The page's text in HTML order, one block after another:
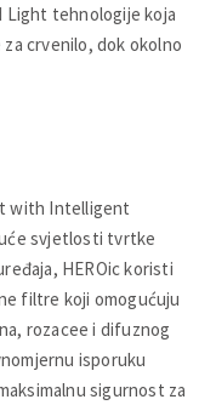
Light tehnologije koja
crvenilo, dok okolno
with Intelligent
svjetlosti tvrtke
HEROic koristi
filtre koji omogućuju
rozacee i difuznog
isporuku
sigurnost za